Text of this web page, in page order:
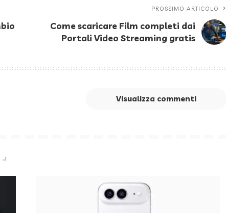
PROSSIMO ARTICOLO
Come scaricare Film completi dai
Portali Video Streaming gratis
Visualizza commenti